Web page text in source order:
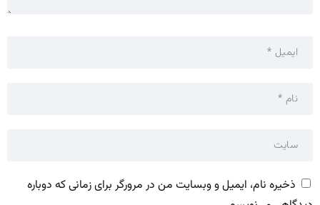
ذخیره نام، ایمیل و وبسایت من در مرورگر برای زمانی که دوباره